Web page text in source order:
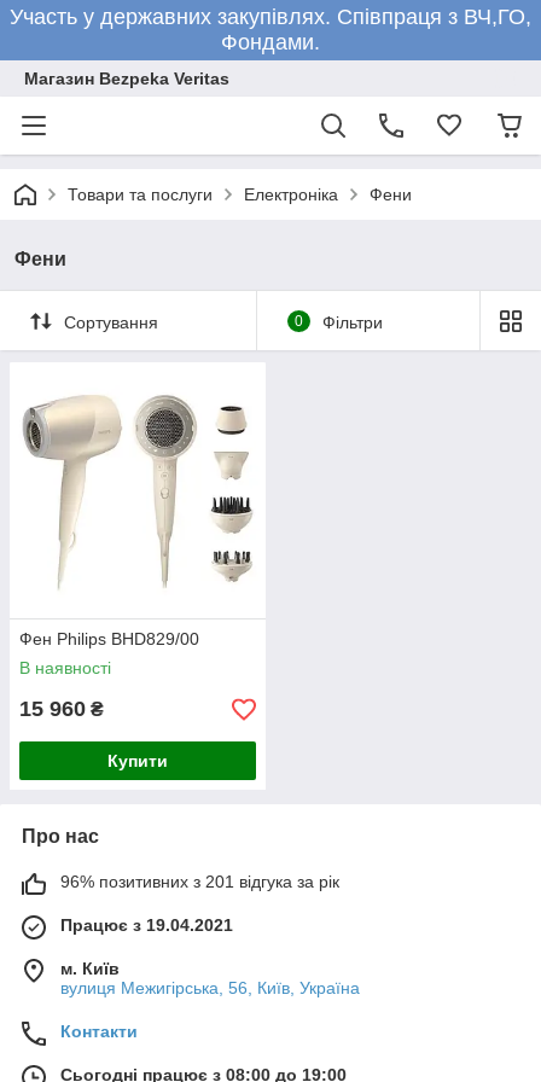
Участь у державних закупівлях. Співпраця з ВЧ,ГО,
Фондами.
Магазин Bezpeka Veritas
Товари та послуги Електроніка Фени
Фени
Сортування 0 Фільтри
Фен Philips BHD829/00
В наявності
15 960 ₴
Купити
Про нас
96% позитивних з 201 відгука за рік
Працює з 19.04.2021
м. Київ
вулиця Межигірська, 56, Київ, Україна
Контакти
Сьогодні працює з 08:00 до 19:00